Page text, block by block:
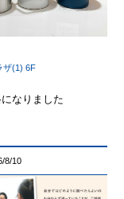
ザ(1) 6F
なりました
8/10